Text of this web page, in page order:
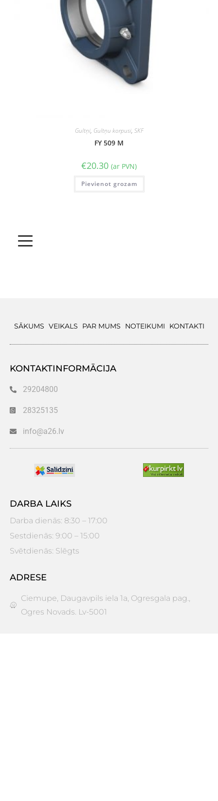
Gultņi, Gultņu korpusi, SKF
FY 509 M
€20.30 (ar PVN)
Pievienot grozam
SĀKUMS VEIKALS PAR MUMS NOTEIKUMI KONTAKTI
KONTAKTINFORMĀCIJA
29204800
28325135
info@a26.lv
DARBA LAIKS
Darba dienās: 8:30 – 17:00
Sestdienās: 9:00 – 15:00
Svētdienās: Slēgts
ADRESE
Ciemupe, Daugavpils iela 1a, Ogresgala pag.,
Ogres Novads. Lv-5001